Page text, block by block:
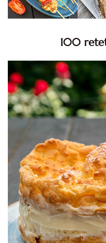
100
dietetice. Idei retete